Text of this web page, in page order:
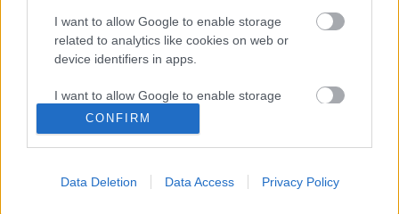
I want to allow Google to enable storage
related to analytics like cookies on web or
device identifiers in apps.
I want to allow Google to enable storage
related to functionality of the website or app.
I want to allow Google to enable storage
CONFIRM
Data Deletion Data Access Privacy Policy
eltévelyedett. Az Őt körülvevők - nevelők, szakmai
stáb - a…
Haladóknak, mesterképzősöknek -
Sakk-mester•2015. április 09.
Vezesd és jegyezd le világos nyerését.